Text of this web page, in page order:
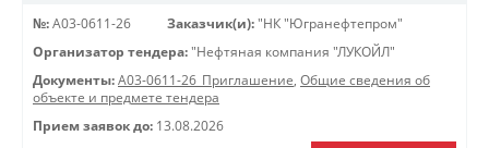
№: A03-0611-26 Заказчик(и): "НК "Югранефтепром"
Организатор тендера: "Нефтяная компания "ЛУКОЙЛ"
Документы: A03-0611-26_Приглашение, Общие сведения об
объекте и предмете тендера
Прием заявок до: 13.08.2026